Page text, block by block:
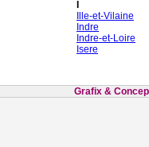
Ille-et-Vilaine
Indre
Indre-et-Loire
Isere
Grafix &